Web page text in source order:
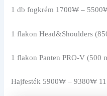
1 db fogkrém 1700₩ –
1 flakon Head&Shoulders
1 flakon Panten PRO-V (500
Hajfesték 5900₩ – 9380₩